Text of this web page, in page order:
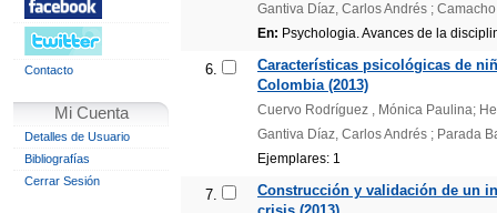
Contacto
Mi Cuenta
Detalles de Usuario
Bibliografías
Cerrar Sesión
Gantiva Díaz, Carlos Andrés ;
En: Psychologia. Avances de la
6.
Características psicológicas de
Colombia (2013)
Cuervo Rodríguez , Mónica Paulina;
Gantiva Díaz, Carlos Andrés ; Parada
Ejemplares: 1
7.
Construcción y validación de un